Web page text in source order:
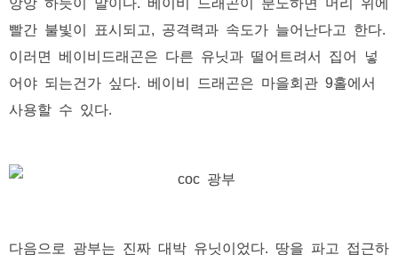
빨간 불빛이 표시되고, 공격력과 속도가 늘어난다고 한다.
이러면 베이비드래곤은 다른 유닛과 떨어트려서 집어 넣
어야 되는건가 싶다. 베이비 드래곤은 마을회관 9홀에서
사용할 수 있다.
다음으로 광부는 진짜 대박 유닛이었다. 땅을 파고 접근하